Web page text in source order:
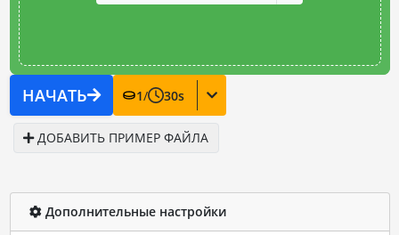
НАЧАТЬ 1/ 30s
ДОБАВИТЬ ПРИМЕР ФАЙЛА
Дополнительные настройки